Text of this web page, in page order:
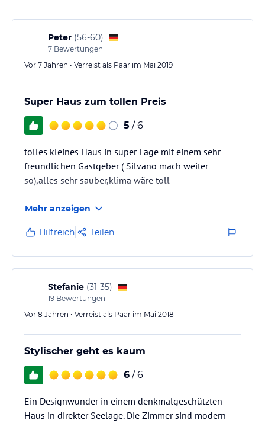
Peter (56-60)
7 Bewertungen
Vor 7 Jahren • Verreist als Paar im Mai 2019
Super Haus zum tollen Preis
5 / 6
tolles kleines Haus in super Lage mit einem sehr
freundlichen Gastgeber ( Silvano mach weiter
so),alles sehr sauber,klima wäre toll
Mehr anzeigen
Hilfreich Teilen
Stefanie (31-35)
19 Bewertungen
Vor 8 Jahren • Verreist als Paar im Mai 2018
Stylischer geht es kaum
6 / 6
Ein Designwunder in einem denkmalgeschützten
Haus in direkter Seelage. Die Zimmer sind modern